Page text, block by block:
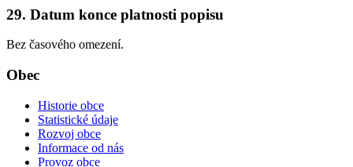
29. Datum konce platnosti popisu
Bez časového omezení.
Obec
Historie obce
Statistické údaje
Rozvoj obce
Informace od nás
Provoz obce